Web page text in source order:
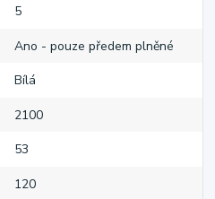
5
Ano - pouze předem plněné
Bílá
2100
53
120